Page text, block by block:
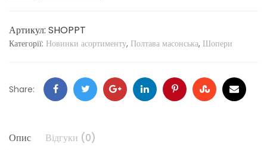
Артикул: SHOPPT
Категорії: Новинки асортименту, Полтава масонська, Шопери
Share: FacebookTwitter GoogleLinkedInPinterestStumbleupon
Email
Опис Відгуки (0)